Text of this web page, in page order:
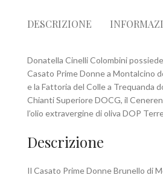
DESCRIZIONE
Donatella Cinelli Colombini
Casato Prime Donne a Montalcino
e la Fattoria del Colle a Trequanda
Chianti Superiore DOCG, il
l’olio extravergine di oliva DOP
Descrizione
Il Casato Prime Donne Brunello di